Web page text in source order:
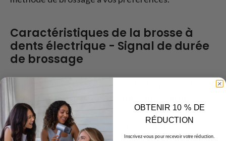
Caractéristiques de la brosse à
dents électrique - Signal de durée
de brossage
La plupart des brosses à dents électriques sont
équipées d'un minuteur, qui utilise des signaux
sonores pour guider le brossage. Si une brosse à
dents est équipée d'une minuterie, elle fournit des
OBTENIR 10 % DE
RÉDUCTION
Inscrivez-vous pour recevoir votre réduction.